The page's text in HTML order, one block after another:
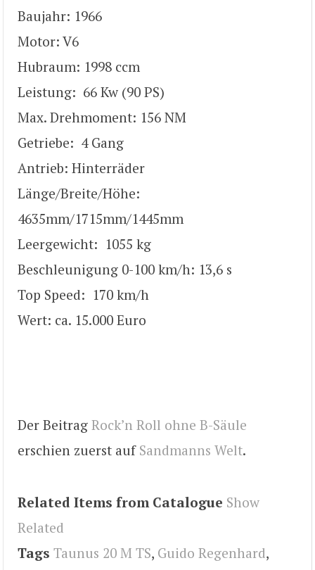
Baujahr: 1966
Motor: V6
Hubraum: 1998 ccm
Leistung: 66 Kw (90 PS)
Max. Drehmoment: 156 NM
Getriebe: 4 Gang
Antrieb: Hinterräder
Länge/Breite/Höhe:
4635mm/1715mm/1445mm
Leergewicht: 1055 kg
Beschleunigung 0-100 km/h: 13,6 s
Top Speed: 170 km/h
Wert: ca. 15.000 Euro
Der Beitrag Rock’n Roll ohne B-Säule
erschien zuerst auf Sandmanns Welt.
Related Items from Catalogue Show
Related
Tags Taunus 20 M TS, Guido Regenhard,